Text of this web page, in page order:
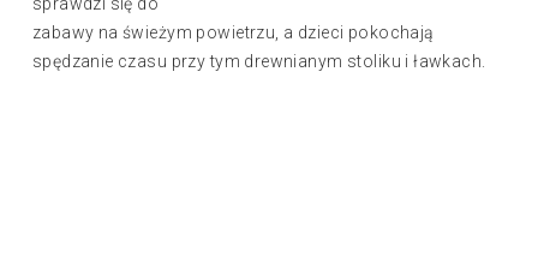
zabawy na świeżym powietrzu, a dzieci pokochają
spędzanie czasu przy tym drewnianym stoliku i ławkach.